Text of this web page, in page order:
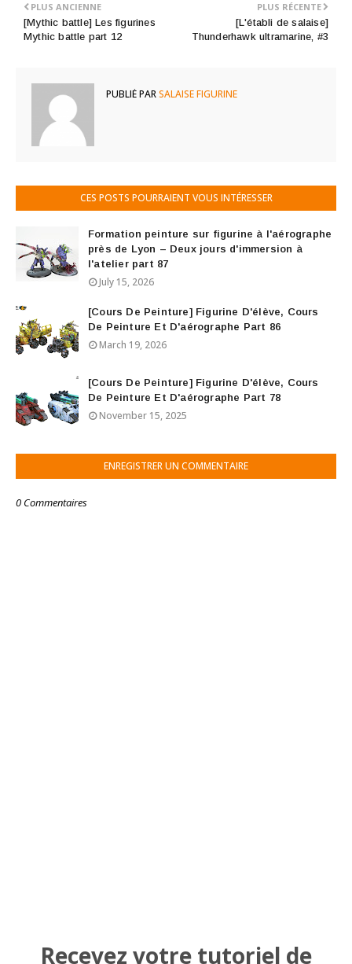
PLUS RÉCENTE
[L'établi de salaise]
Thunderhawk ultramarine, #3
PLUS ANCIENNE
[Mythic battle] Les figurines
Mythic battle part 12
PUBLIÉ PARSALAISE FIGURINE
CES POSTS POURRAIENT VOUS INTÉRESSER
Formation peinture sur figurine à l'aérographe
près de Lyon – Deux jours d'immersion à
l'atelier part 87
July 15, 2026
[Cours De Peinture] Figurine D'élève, Cours
De Peinture Et D'aérographe Part 86
March 19, 2026
[Cours De Peinture] Figurine D'élève, Cours
De Peinture Et D'aérographe Part 78
November 15, 2025
ENREGISTRER UN COMMENTAIRE
0 Commentaires
Recevez votre tutoriel de